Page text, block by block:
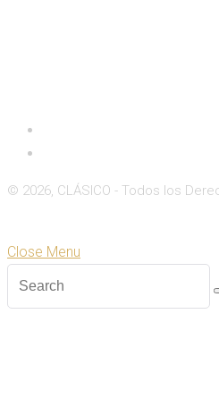
© 2026, CLÁSICO - Todos los
Close Menu